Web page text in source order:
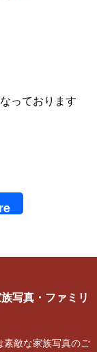
っております
写真・ファミリ
素敵な家族写真のご